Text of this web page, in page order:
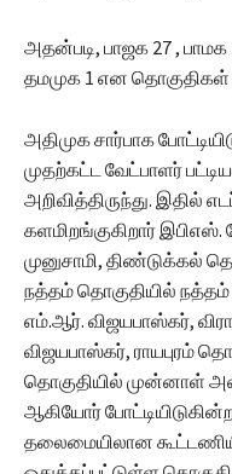
அதன்படி, பாஜக 27 ,
தமமுக 1 என
அதிமுக சார்பாக
முதற்கட்ட வேட்பாளர்
அறிவித்திருந்து. இதில்
களமிறங்குகிறார்
முனுசாமி, திண்டுக்கல்
நத்தம் தொகுதியில்
எம்.ஆர். விஜயபாஸ்கர்,
விஜயபாஸ்கர், ராயபுரம்
தொகுதியில் முன்னாள்
ஆகியோர்
தலைமையிலான